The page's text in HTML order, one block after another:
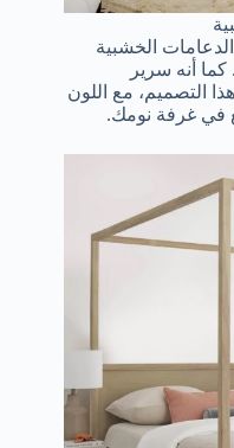
الخشبية
أنه سرير
التصميم، مع اللون
في غرفة نومك.